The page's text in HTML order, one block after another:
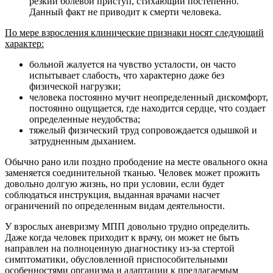
Данный факт не приводит к смерти человека.
По мере взросления клинические признаки носят следующий
характер:
больной жалуется на чувство усталости, он часто
испытывает слабость, что характерно даже без
физической нагрузки;
человека постоянно мучит неопределенный дискомфорт,
постоянно ощущается, где находится сердце, что создает
определенные неудобства;
тяжелый физический труд сопровождается одышкой и
затрудненным дыханием.
Обычно рано или поздно прободение на месте овального окна
заменяется соединительной тканью. Человек может прожить
довольно долгую жизнь, но при условии, если будет
соблюдаться инструкция, выданная врачами насчет
ограничений по определенным видам деятельности.
У взрослых аневризму МПП довольно трудно определить.
Даже когда человек приходит к врачу, он может не быть
направлен на полноценную диагностику из-за стертой
симптоматики, обусловленной приспособительными
особенностями организма и адаптации к предлагаемым